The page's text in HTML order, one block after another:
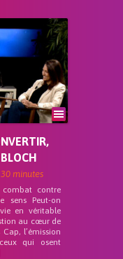
30 minutes
combat contre
sens Peut-on
en véritable
au cœur de
l’émission
qui osent